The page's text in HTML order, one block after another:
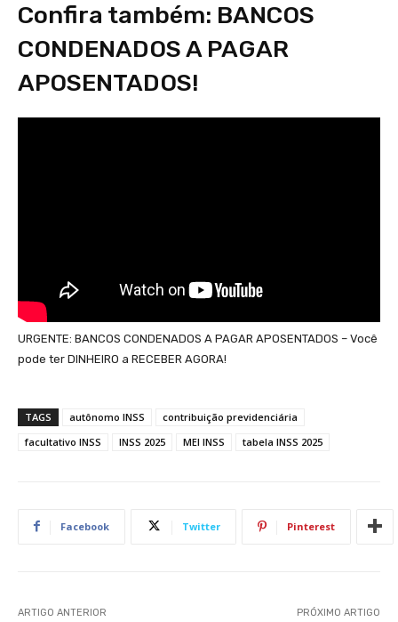
Confira também: BANCOS
CONDENADOS A PAGAR
APOSENTADOS!
URGENTE: BANCOS CONDENADOS A PAGAR APOSENTADOS – Você
pode ter DINHEIRO a RECEBER AGORA!
TAGS autônomo INSS
contribuição previdenciária
facultativo INSS
INSS 2025 MEI INSS tabela INSS 2025
Facebook Twitter Pinterest
ARTIGO ANTERIOR PRÓXIMO ARTIGO